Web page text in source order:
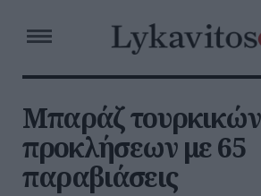
Μπαράζ τουρκικών
προκλήσεων με 65
παραβιάσεις